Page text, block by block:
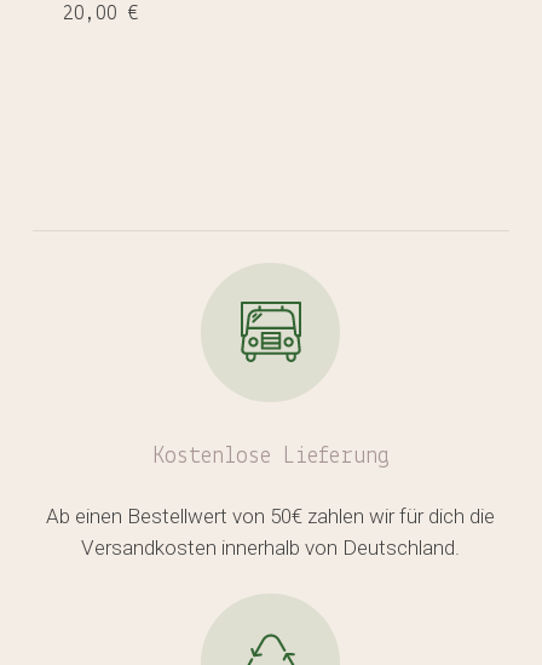
20,00 €
Kostenlose Lieferung
Ab einen Bestellwert von 50€ zahlen wir für dich die
Versandkosten innerhalb von Deutschland.